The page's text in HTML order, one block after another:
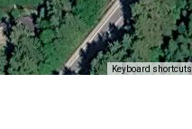
Keyboard shortcuts